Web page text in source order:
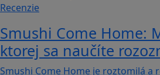
Recenzie
Smushi Come Home:
ktorej sa naučíte
Smushi Come Home je roztomilá a